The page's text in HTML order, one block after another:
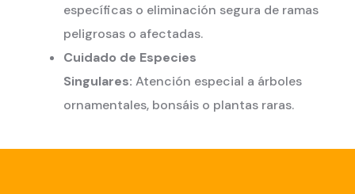
específicas o eliminación segura de ramas
peligrosas o afectadas.
Cuidado de Especies
Singulares: Atención especial a árboles
ornamentales, bonsáis o plantas raras.